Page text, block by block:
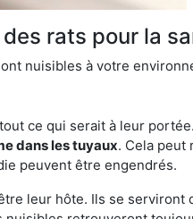
rats pour la
nuisibles à votre
ce qui serait à leur
dans les tuyaux. Cela peut
peuvent être engendrés.
leur hôte. Ils se